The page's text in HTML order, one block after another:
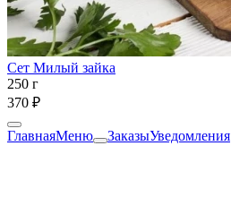
Сет Милый зайка
250 г
370 ₽
ГлавнаяМеню ЗаказыУведомления